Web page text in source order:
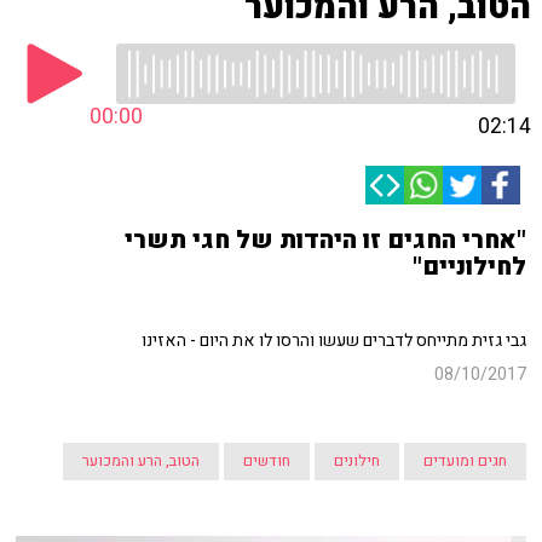
00:00 02:14
"אחרי החגים זו היהדות של חגי תשרי
לחילוניים"
גבי גזית מתייחס לדברים שעשו והרסו לו את היום - האזינו
08/10/2017
חגים ומועדים חילונים חודשים הטוב, הרע והמכוער